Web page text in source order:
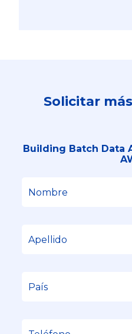
Solicitar
Building Batch Data